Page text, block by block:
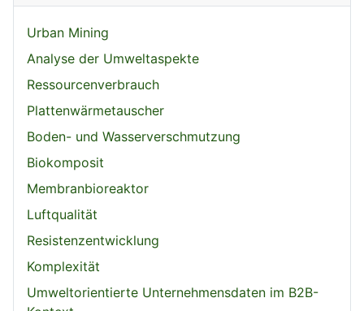
Urban Mining
Analyse der Umweltaspekte
Ressourcenverbrauch
Plattenwärmetauscher
Boden- und Wasserverschmutzung
Biokomposit
Membranbioreaktor
Luftqualität
Resistenzentwicklung
Komplexität
Umweltorientierte Unternehmensdaten im B2B-